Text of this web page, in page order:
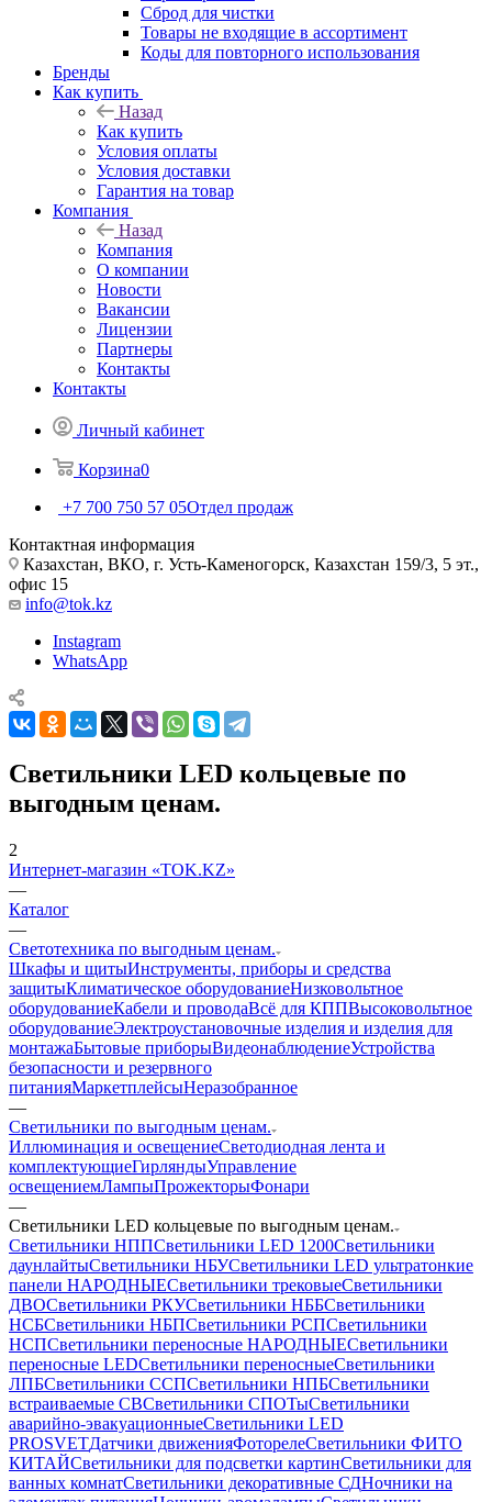
Сброд для чистки
Товары не входящие в ассортимент
Коды для повторного использования
Бренды
Как купить
Назад
Как купить
Условия оплаты
Условия доставки
Гарантия на товар
Компания
Назад
Компания
О компании
Новости
Вакансии
Лицензии
Партнеры
Контакты
Контакты
Личный кабинет
Корзина0
+7 700 750 57 05Отдел продаж
Контактная информация
Казахстан, ВКО, г. Усть-Каменогорск, Казахстан 159/3, 5 эт.,
офис 15
info@tok.kz
Instagram
WhatsApp
Светильники LED кольцевые по
выгодным ценам.
2
Интернет-магазин «TOK.KZ»
—
Каталог
—
Светотехника по выгодным ценам.
Шкафы и щитыИнструменты, приборы и средства
защитыКлиматическое оборудованиеНизковольтное
оборудованиеКабели и проводаВсё для КППВысоковольтное
оборудованиеЭлектроустановочные изделия и изделия для
монтажаБытовые приборыВидеонаблюдениеУстройства
безопасности и резервного
питанияМаркетплейсыНеразобранное
—
Светильники по выгодным ценам.
Иллюминация и освещениеСветодиодная лента и
комплектующиеГирляндыУправление
освещениемЛампыПрожекторыФонари
—
Светильники LED кольцевые по выгодным ценам.
Светильники НППСветильники LED 1200Светильники
даунлайтыСветильники НБУСветильники LED ультратонкие
панели НАРОДНЫЕСветильники трековыеСветильники
ДВОСветильники РКУСветильники НББСветильники
НСБСветильники НБПСветильники РСПСветильники
НСПСветильники переносные НАРОДНЫЕСветильники
переносные LEDСветильники переносныеСветильники
ЛПБСветильники ССПСветильники НПБСветильники
встраиваемые СВСветильники СПОТыСветильники
аварийно-эвакуационныеСветильники LED
PROSVETДатчики движенияФоторелеСветильники ФИТО
КИТАЙСветильники для подсветки картинСветильники для
ванных комнатСветильники декоративные СДНочники на